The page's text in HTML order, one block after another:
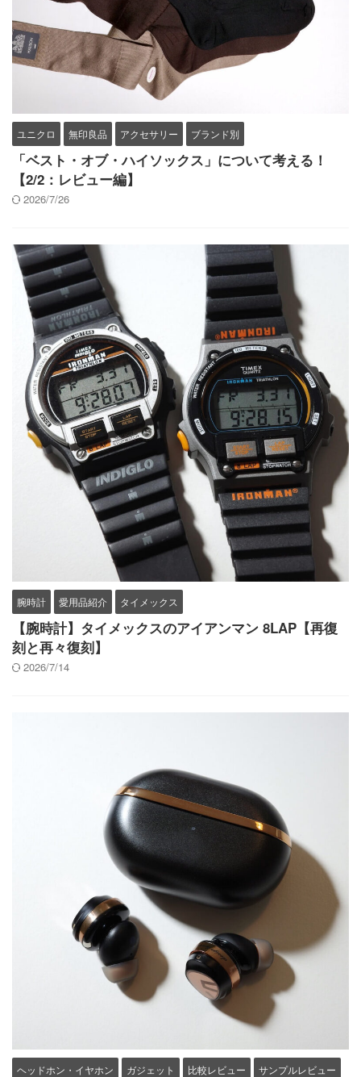
ユニクロ 無印良品 アクセサリー ブランド別
「ベスト・オブ・ハイソックス」について考える！
【2/2：レビュー編】
2026/7/26
腕時計 愛用品紹介 タイメックス
【腕時計】タイメックスのアイアンマン 8LAP【再復
刻と再々復刻】
2026/7/14
ヘッドホン・イヤホン ガジェット 比較レビュー サンプルレビュー